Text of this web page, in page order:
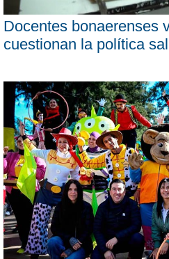
Docentes bonaerenses
cuestionan la política